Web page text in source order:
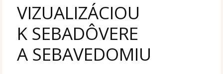
VIZUALIZÁCIOU
K SEBADÔVERE
A SEBAVEDOMIU